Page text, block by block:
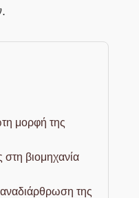
μορφή της
στη βιομηχανία
της